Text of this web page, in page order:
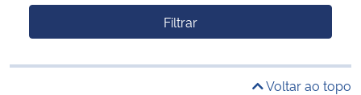
Filtrar
Voltar ao topo